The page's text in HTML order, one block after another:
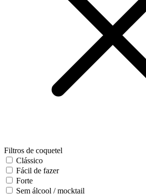
Filtros de coquetel
Clássico
Fácil de fazer
Forte
Sem álcool / mocktail